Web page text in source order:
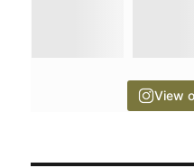
View